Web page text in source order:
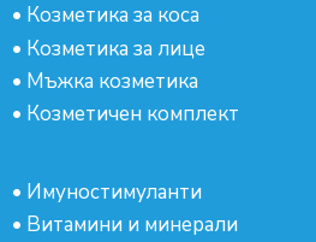
• Козметика за коса
• Козметика за лице
• Мъжка козметика
• Козметичен комплект
• Имуностимуланти
• Витамини и минерали